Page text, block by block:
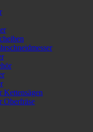
Kettensägen
Oberfräse